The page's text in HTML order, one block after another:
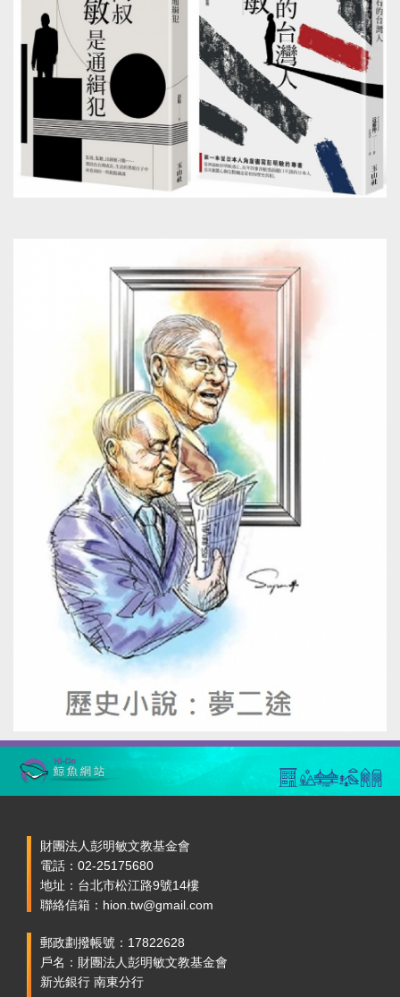
財團法人彭明敏文教基金會
電話：02-25175680
地址：台北市松江路9號14樓
聯絡信箱：hion.tw@gmail.com
郵政劃撥帳號：17822628
戶名：財團法人彭明敏文教基金會
新光銀行 南東分行